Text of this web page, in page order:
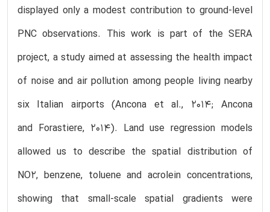
displayed only a modest contribution to ground-level
PNC observations. This work is part of the SERA
project, a study aimed at assessing the health impact
of noise and air pollution among people living nearby
six Italian airports (Ancona et al., 2014; Ancona
and Forastiere, 2014). Land use regression models
allowed us to describe the spatial distribution of
NO2, benzene, toluene and acrolein concentrations,
showing that small-scale spatial gradients were